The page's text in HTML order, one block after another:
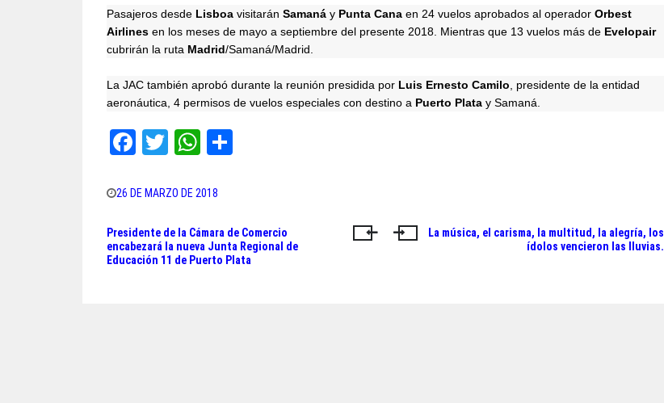
Pasajeros desde Lisboa visitarán Samaná y Punta Cana en 24 vuelos aprobados al operador Orbest
Airlines en los meses de mayo a septiembre del presente 2018. Mientras que 13 vuelos más de Evelopair
cubrirán la ruta Madrid/Samaná/Madrid.
La JAC también aprobó durante la reunión presidida por Luis Ernesto Camilo, presidente de la entidad
aeronáutica, 4 permisos de vuelos especiales con destino a Puerto Plata y Samaná.
Fa
bo
ok
T
tt
er
W
ts
pp
26 DE MARZO DE 2018
Navegación
de
Presidente de la Cámara de Comercio
encabezará la nueva Junta Regional de
Educación 11 de Puerto Plata
La música, el carisma, la multitud, la alegría, los
ídolos vencieron las lluvias.